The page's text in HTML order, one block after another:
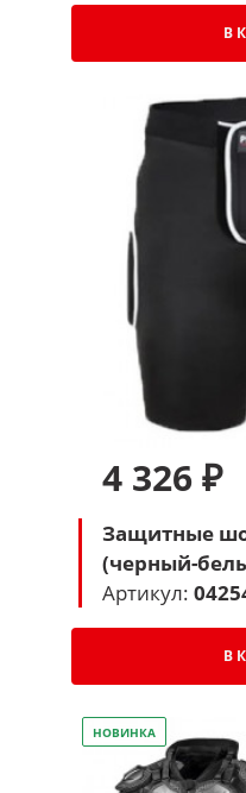
В
4 326 ₽
Защитные
(черный-
Артикул:
В
НОВИНКА